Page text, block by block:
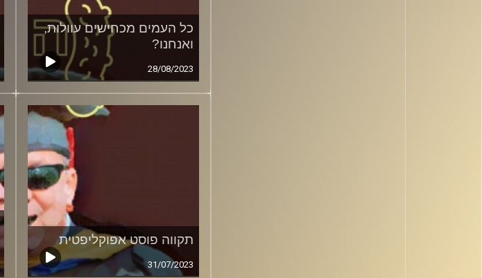
כל העמים מכחישים עוולות,
ואנחנו?
28/08/2023
תקווה פוסט אפוקליפטית
31/07/2023